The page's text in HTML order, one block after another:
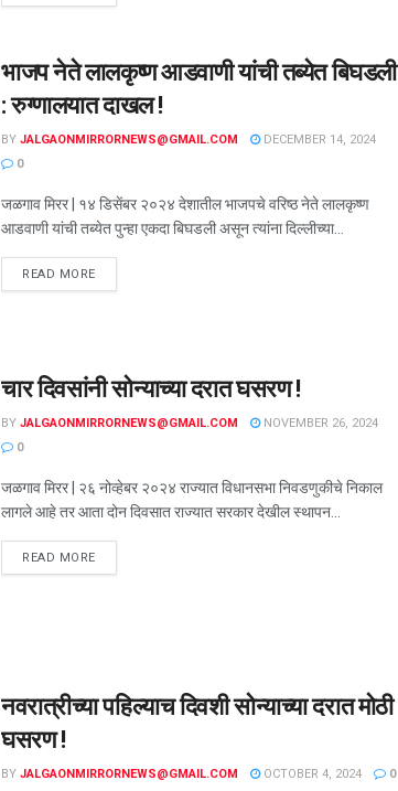
भाजप नेते लालकृष्ण आडवाणी यांची तब्येत बिघडली
: रुग्णालयात दाखल !
BY JALGAONMIRRORNEWS@GMAIL.COM
DECEMBER 14, 2024
0
जळगाव मिरर | १४ डिसेंबर २०२४ देशातील भाजपचे वरिष्ठ नेते लालकृष्ण
आडवाणी यांची तब्येत पुन्हा एकदा बिघडली असून त्यांना दिल्लीच्या...
READ MORE
चार दिवसांनी सोन्याच्या दरात घसरण !
BY JALGAONMIRRORNEWS@GMAIL.COM
NOVEMBER 26, 2024
0
जळगाव मिरर | २६ नोव्हेबर २०२४ राज्यात विधानसभा निवडणुकीचे निकाल
लागले आहे तर आता दोन दिवसात राज्यात सरकार देखील स्थापन...
READ MORE
नवरात्रीच्या पहिल्याच दिवशी सोन्याच्या दरात मोठी
घसरण !
BY JALGAONMIRRORNEWS@GMAIL.COM OCTOBER 4, 2024 0